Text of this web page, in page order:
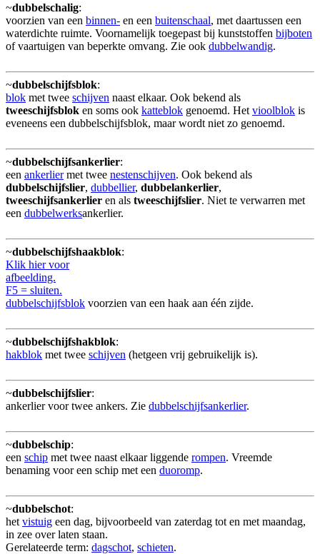
~dubbelschalig:
voorzien van een binnen- en een buitenschaal, met daartussen een
waterdichte ruimte. Voornamelijk toegepast bij kunststoffen bijboten
of vaartuigen van beperkte omvang. Zie ook dubbelwandig.
~dubbelschijfsblok:
blok met twee schijven naast elkaar. Ook bekend als
tweeschijfsblok en soms ook katteblok genoemd. Het vioolblok is
eveneens een dubbelschijfsblok, maar wordt niet zo genoemd.
~dubbelschijfsankerlier:
een ankerliermet twee nestenschijven. Ook bekend als
dubbelschijfslier, dubbellier, dubbelankerlier,
tweeschijfsankerlier en als tweeschijfslier. Niet te verwarren met
een dubbelwerksankerlier.
~dubbelschijfshaakblok:
Klik hier voor
afbeelding.
F5 = sluiten.
dubbelschijfsblok voorzien van een haak aan één zijde.
~dubbelschijfshakblok:
hakblok met twee schijven (hetgeen vrij gebruikelijk is).
~dubbelschijfslier:
ankerlier voor twee ankers. Zie dubbelschijfsankerlier.
~dubbelschip:
een schip met twee naast elkaar liggende rompen. Vreemde
benaming voor een schip met een duoromp.
~dubbelschot:
het vistuig een dag, bijvoorbeeld van zaterdag tot en met maandag,
in zee over laten staan.
Gerelateerde term: dagschot, schieten.